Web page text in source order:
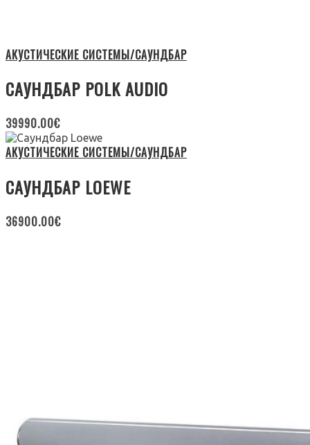
АКУСТИЧЕСКИЕ СИСТЕМЫ/САУНДБАР
САУНДБАР POLK AUDIO
39990.00€
АКУСТИЧЕСКИЕ СИСТЕМЫ/САУНДБАР
САУНДБАР LOEWE
36900.00€